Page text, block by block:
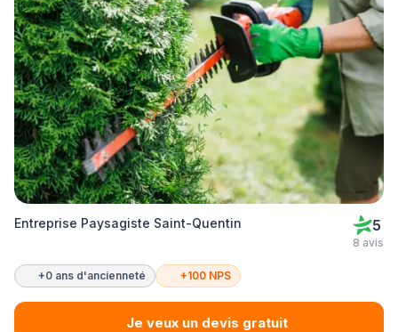
Entreprise Paysagiste Saint-Quentin 5
8 avis
+0 ans d'ancienneté +100 NPS
Je veux un devis gratuit